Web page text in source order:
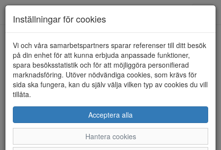
HEM ARA
Inställningar för cookies
Vi och våra samarbetspartners sparar referenser till ditt besök
på din enhet för att kunna erbjuda anpassade funktioner,
spara besöksstatistik och för att möjliggöra personifierad
marknadsföring. Utöver nödvändiga cookies, som krävs för
sida ska fungera, kan du själv välja vilken typ av cookies du vill
tillåta.
Acceptera alla
Hantera cookies